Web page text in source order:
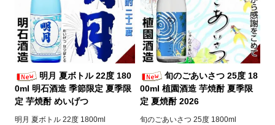
明月 夏ボトル 22度 180
0ml 明石酒造 季節限定 夏季限
定 芋焼酎 めいげつ
明月 夏ボトル 22度 1800ml
旬のごあいさつ 25度 18
00ml 植園酒造 芋焼酎 夏季限
定 夏焼酎 2026
旬のごあいさつ 25度 1800ml